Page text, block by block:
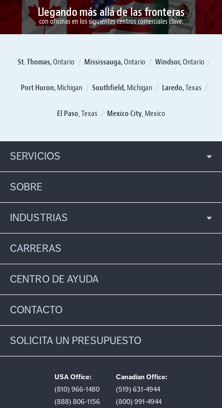
Llegando más allá de las fronteras
con oficinas en los siguientes centros comerciales clave:
St. Thomas,Ontario Mississauga,Ontario Windsor,Ontario
Port Huron, Michigan Southfield, Michigan Laredo,Texas
El Paso, Texas Mexico City, Mexico
SERVICIOS
SOBRE
INDUSTRIAS
CARRERAS
CENTRO DE AYUDA
CONTACTO
SOLICITA UN PRESUPUESTO
USA Office:
(810) 966-1480
(888) 806-1156
Canadian Office:
(519) 631-4944
(800) 991-4944